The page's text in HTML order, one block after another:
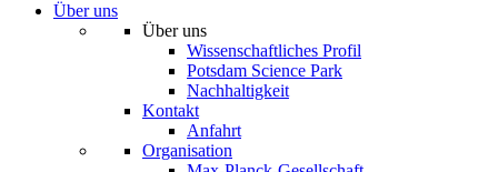
Über uns
Über uns
Wissenschaftliches Profil
Potsdam Science Park
Nachhaltigkeit
Kontakt
Anfahrt
Organisation